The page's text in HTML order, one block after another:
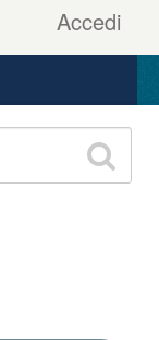
Accedi